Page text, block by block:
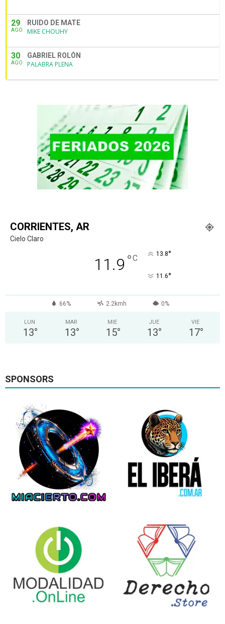
29
AGO
RUIDO DE MATE
MIKE CHOUHY
30
AGO
GABRIEL ROLÓN
PALABRA PLENA
CORRIENTES, AR
Cielo Claro
11.9 °C 13.8°
11.6°
66% 2.2kmh 0%
LUN
13°
MAR
13°
MIE
15°
JUE
13°
VIE
17°
SPONSORS